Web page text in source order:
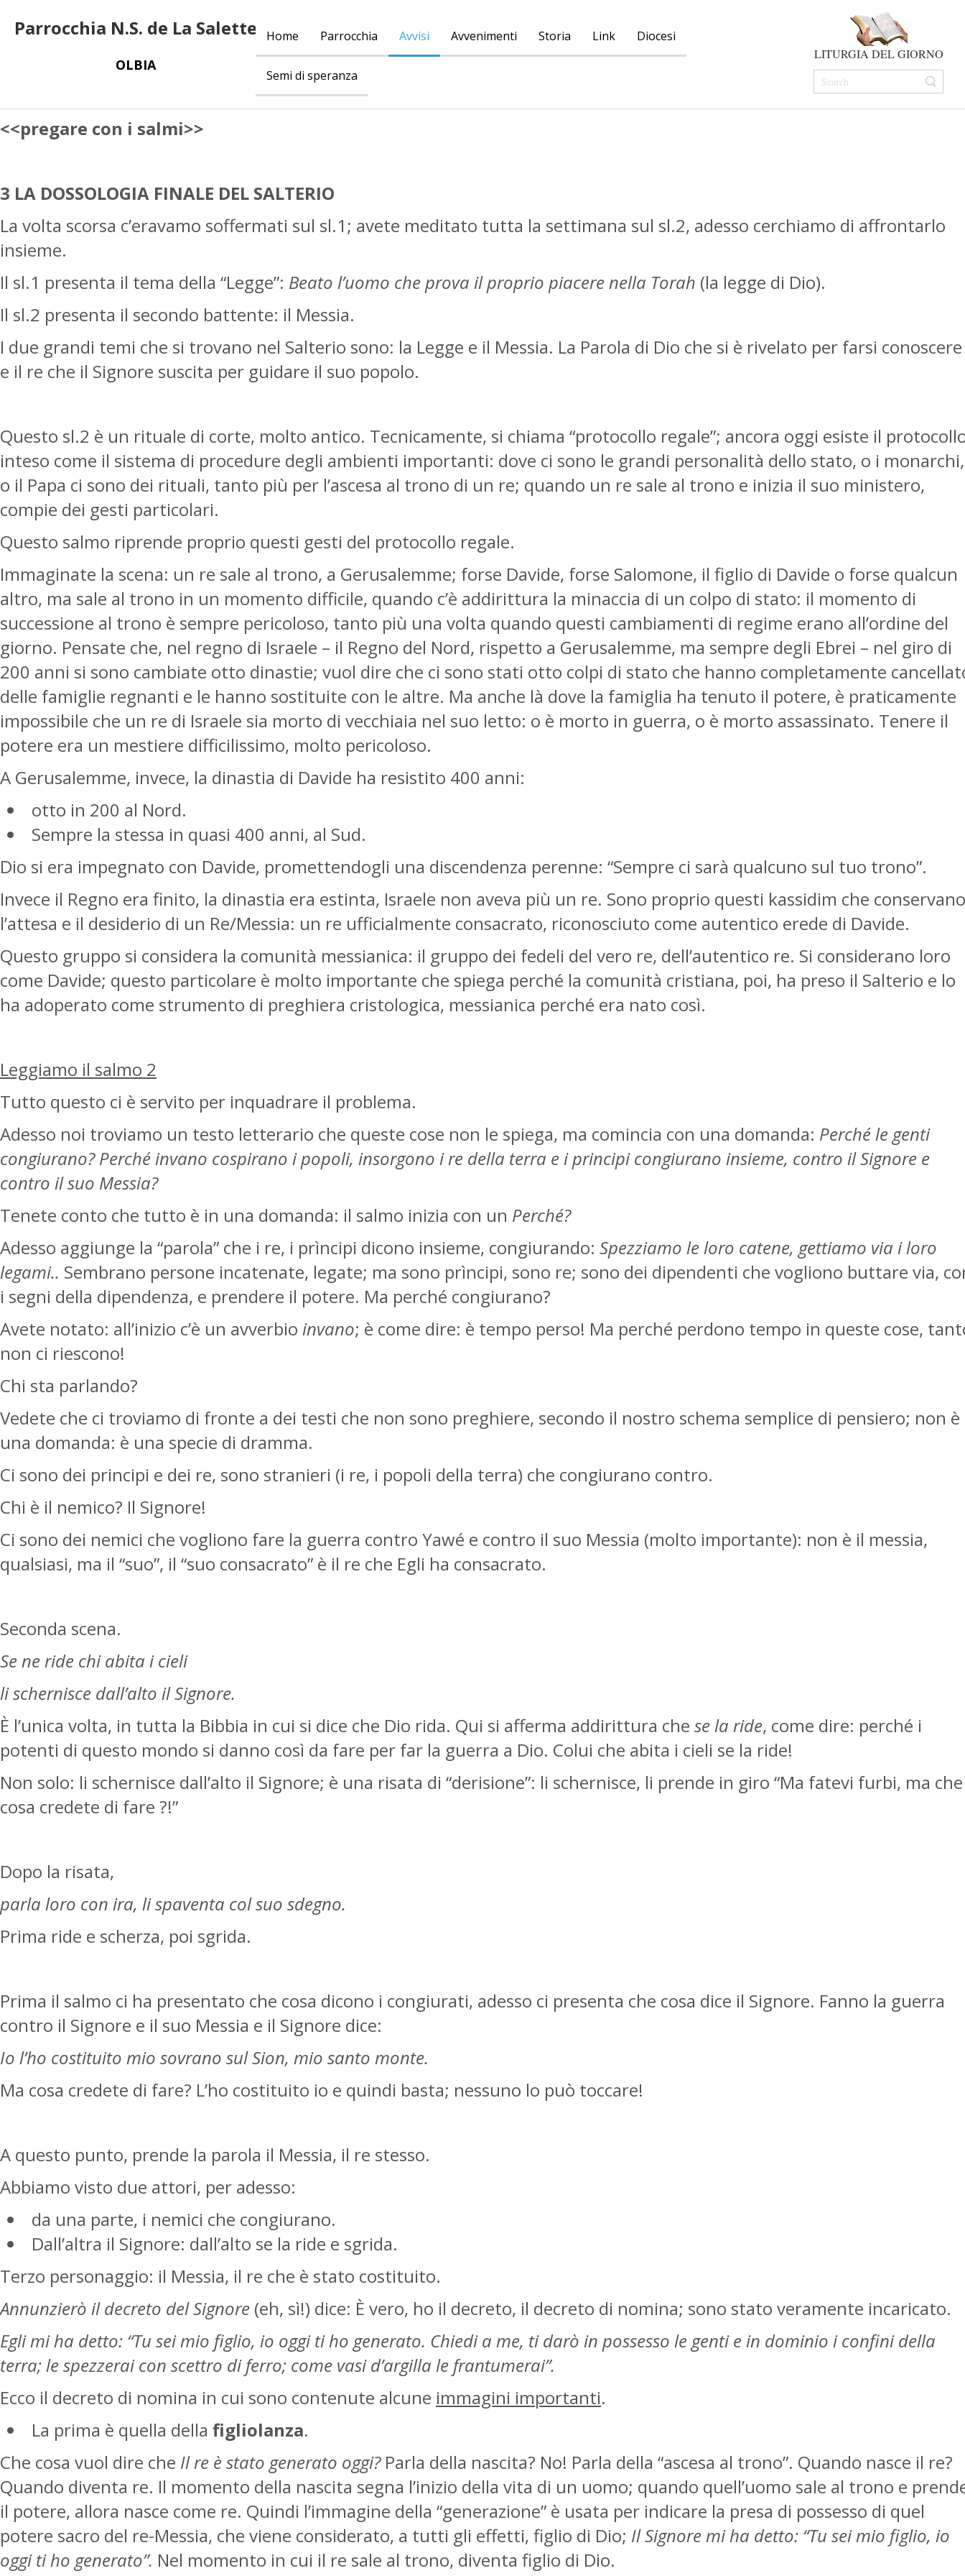
Parrocchia N.S. de La Salette
OLBIA
Home Parrocchia Avvisi Avvenimenti Storia Link Diocesi
Semi di speranza
LITURGIA DEL GIORNO
<<pregare con i salmi>>
3 LA DOSSOLOGIA FINALE DEL SALTERIO
La volta scorsa c’eravamo soffermati sul sl.1; avete meditato tutta la settimana sul sl.2, adesso cerchiamo di affrontarlo
insieme.
Il sl.1 presenta il tema della “Legge”: Beato l’uomo che prova il proprio piacere nella Torah (la legge di Dio).
Il sl.2 presenta il secondo battente: il Messia.
I due grandi temi che si trovano nel Salterio sono: la Legge e il Messia. La Parola di Dio che si è rivelato per farsi conoscere
e il re che il Signore suscita per guidare il suo popolo.
Questo sl.2 è un rituale di corte, molto antico. Tecnicamente, si chiama “protocollo regale”; ancora oggi esiste il
inteso come il sistema di procedure degli ambienti importanti: dove ci sono le grandi personalità dello stato, o i monarchi,
o il Papa ci sono dei rituali, tanto più per l’ascesa al trono di un re; quando un re sale al trono e inizia il suo ministero,
compie dei gesti particolari.
Questo salmo riprende proprio questi gesti del protocollo regale.
Immaginate la scena: un re sale al trono, a Gerusalemme; forse Davide, forse Salomone, il figlio di Davide o forse qualcun
altro, ma sale al trono in un momento difficile, quando c’è addirittura la minaccia di un colpo di stato: il momento di
successione al trono è sempre pericoloso, tanto più una volta quando questi cambiamenti di regime erano all’ordine del
giorno. Pensate che, nel regno di Israele – il Regno del Nord, rispetto a Gerusalemme, ma sempre degli Ebrei – nel giro di
200 anni si sono cambiate otto dinastie; vuol dire che ci sono stati otto colpi di stato che hanno completamente
delle famiglie regnanti e le hanno sostituite con le altre. Ma anche là dove la famiglia ha tenuto il potere, è praticamente
impossibile che un re di Israele sia morto di vecchiaia nel suo letto: o è morto in guerra, o è morto assassinato. Tenere il
potere era un mestiere difficilissimo, molto pericoloso.
A Gerusalemme, invece, la dinastia di Davide ha resistito 400 anni:
otto in 200 al Nord.
Sempre la stessa in quasi 400 anni, al Sud.
Dio si era impegnato con Davide, promettendogli una discendenza perenne: “Sempre ci sarà qualcuno sul tuo trono”.
Invece il Regno era finito, la dinastia era estinta, Israele non aveva più un re. Sono proprio questi kassidim che conservano
l’attesa e il desiderio di un Re/Messia: un re ufficialmente consacrato, riconosciuto come autentico erede di Davide.
Questo gruppo si considera la comunità messianica: il gruppo dei fedeli del vero re, dell’autentico re. Si considerano loro
come Davide; questo particolare è molto importante che spiega perché la comunità cristiana, poi, ha preso il Salterio e lo
ha adoperato come strumento di preghiera cristologica, messianica perché era nato così.
Leggiamo il salmo 2
Tutto questo ci è servito per inquadrare il problema.
Adesso noi troviamo un testo letterario che queste cose non le spiega, ma comincia con una domanda: Perché le genti
congiurano? Perché invano cospirano i popoli, insorgono i re della terra e i principi congiurano insieme, contro il Signore e
contro il suo Messia?
Tenete conto che tutto è in una domanda: il salmo inizia con un Perché?
Adesso aggiunge la “parola” che i re, i prìncipi dicono insieme, congiurando: Spezziamo le loro catene, gettiamo via i loro
legami.. Sembrano persone incatenate, legate; ma sono prìncipi, sono re; sono dei dipendenti che vogliono buttare via,
i segni della dipendenza, e prendere il potere. Ma perché congiurano?
Avete notato: all’inizio c’è un avverbio invano; è come dire: è tempo perso! Ma perché perdono tempo in queste cose,
non ci riescono!
Chi sta parlando?
Vedete che ci troviamo di fronte a dei testi che non sono preghiere, secondo il nostro schema semplice di pensiero; non è
una domanda: è una specie di dramma.
Ci sono dei principi e dei re, sono stranieri (i re, i popoli della terra) che congiurano contro.
Chi è il nemico? Il Signore!
Ci sono dei nemici che vogliono fare la guerra contro Yawé e contro il suo Messia (molto importante): non è il messia,
qualsiasi, ma il “suo”, il “suo consacrato” è il re che Egli ha consacrato.
Seconda scena.
Se ne ride chi abita i cieli
li schernisce dall’alto il Signore.
È l’unica volta, in tutta la Bibbia in cui si dice che Dio rida. Qui si afferma addirittura che se la ride, come dire: perché i
potenti di questo mondo si danno così da fare per far la guerra a Dio. Colui che abita i cieli se la ride!
Non solo: li schernisce dall’alto il Signore; è una risata di “derisione”: li schernisce, li prende in giro “Ma fatevi furbi, ma che
cosa credete di fare ?!”
Dopo la risata,
parla loro con ira, li spaventa col suo sdegno.
Prima ride e scherza, poi sgrida.
Prima il salmo ci ha presentato che cosa dicono i congiurati, adesso ci presenta che cosa dice il Signore. Fanno la guerra
contro il Signore e il suo Messia e il Signore dice:
Io l’ho costituito mio sovrano sul Sion, mio santo monte.
Ma cosa credete di fare? L’ho costituito io e quindi basta; nessuno lo può toccare!
A questo punto, prende la parola il Messia, il re stesso.
Abbiamo visto due attori, per adesso:
da una parte, i nemici che congiurano.
Dall’altra il Signore: dall’alto se la ride e sgrida.
Terzo personaggio: il Messia, il re che è stato costituito.
Annunzierò il decreto del Signore (eh, sì!) dice: È vero, ho il decreto, il decreto di nomina; sono stato veramente incaricato.
Egli mi ha detto: “Tu sei mio figlio, io oggi ti ho generato. Chiedi a me, ti darò in possesso le genti e in dominio i confini della
terra; le spezzerai con scettro di ferro; come vasi d’argilla le frantumerai”.
Ecco il decreto di nomina in cui sono contenute alcune immagini importanti.
La prima è quella della figliolanza.
Che cosa vuol dire che Il re è stato generato oggi? Parla della nascita? No! Parla della “ascesa al trono”. Quando nasce il re?
Quando diventa re. Il momento della nascita segna l’inizio della vita di un uomo; quando quell’uomo sale al trono e
il potere, allora nasce come re. Quindi l’immagine della “generazione” è usata per indicare la presa di possesso di quel
potere sacro del re-Messia, che viene considerato, a tutti gli effetti, figlio di Dio; Il Signore mi ha detto: “Tu sei mio figlio, io
oggi ti ho generato”. Nel momento in cui il re sale al trono, diventa figlio di Dio.